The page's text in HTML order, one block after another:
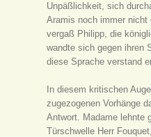
Unpäßlichkeit, sich
Aramis noch immer nicht
vergaß Philipp, die
wandte sich gegen ihren
diese Sprache verstand
In diesem kritischen
zugezogenen Vorhänge
Antwort. Madame lehnte
Türschwelle Herr